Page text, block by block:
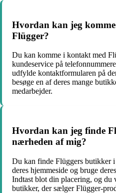
Hvordan kan jeg
Flügger?
Du kan komme i kontakt med
kundeservice på
udfylde kontaktformularen på
besøge en af deres mange
medarbejder.
Hvordan kan jeg finde
nærheden af mig?
Du kan finde Flüggers butikker
deres hjemmeside og bruge
Indtast blot din placering, og du
butikker, der sælger Flügger-